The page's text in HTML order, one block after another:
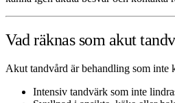
Vad räknas som akut
Akut tandvård är behandling som inte
Intensiv tandvärk som inte